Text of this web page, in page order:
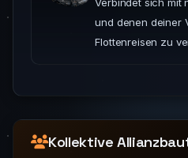
und denen deiner
Flottenreisen zu
Kollektive